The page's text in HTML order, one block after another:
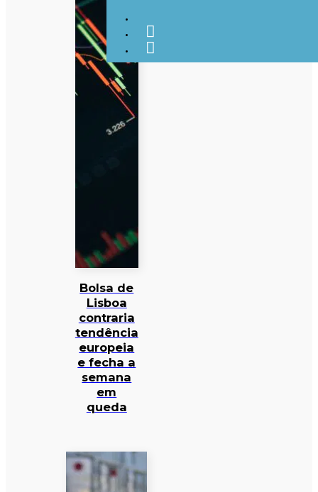
Bolsa de
Lisboa
contraria
tendência
europeia
e fecha a
semana
em
queda